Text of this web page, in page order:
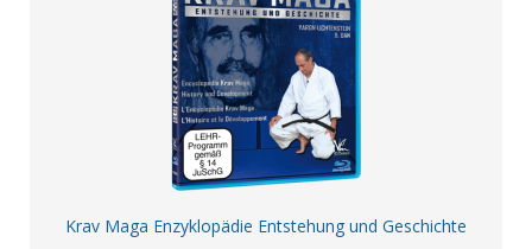
Krav Maga Enzyklopädie Entstehung und Geschichte